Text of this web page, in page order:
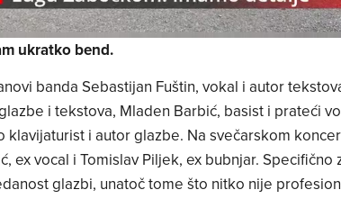
ukratko bend.
banda Sebastijan Fuštin, vokal i autor
i tekstova, Mladen Barbić, basist i prateći
klavijaturist i autor glazbe. Na svečarskom
ex vocal i Tomislav Piljek, ex bubnjar. Specifično
glazbi, unatoč tome što nitko nije